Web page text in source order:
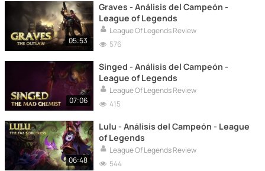
05:53
Graves - Análisis del Campeón -
League of Legends
League Of Legends Review
576
07:06
Singed - Análisis del Campeón -
League of Legends
League Of Legends Review
415
06:48
Lulu - Análisis del Campeón - League
of Legends
League Of Legends Review
544